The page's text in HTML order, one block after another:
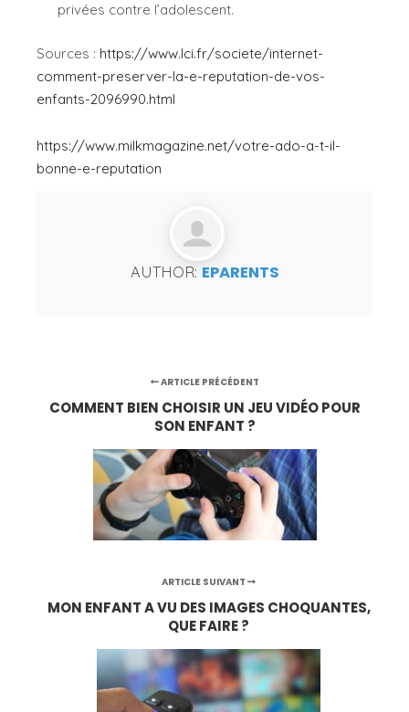
privées contre l’adolescent.
Sources : https://www.lci.fr/societe/internet-
comment-preserver-la-e-reputation-de-vos-
enfants-2096990.html
https://www.milkmagazine.net/votre-ado-a-t-il-
bonne-e-reputation
AUTHOR: EPARENTS
ARTICLE PRÉCÉDENT
COMMENT BIEN CHOISIR UN JEU VIDÉO POUR
SON ENFANT ?
ARTICLE SUIVANT
MON ENFANT A VU DES IMAGES CHOQUANTES,
QUE FAIRE ?